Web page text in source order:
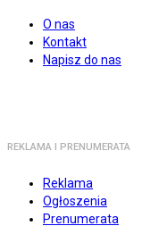
O nas
Kontakt
Napisz do nas
REKLAMA I PRENUMERATA
Reklama
Ogłoszenia
Prenumerata